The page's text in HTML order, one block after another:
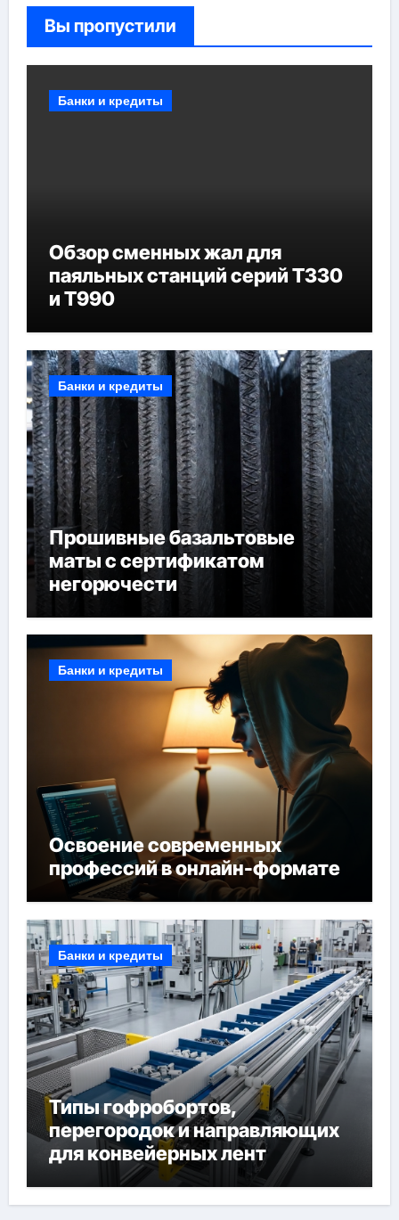
Вы пропустили
Банки и кредиты
Обзор сменных жал для
паяльных станций серий T330
и T990
Банки и кредиты
Прошивные базальтовые
маты с сертификатом
негорючести
Банки и кредиты
Освоение современных
профессий в онлайн-формате
Банки и кредиты
Типы гофробортов,
перегородок и направляющих
для конвейерных лент